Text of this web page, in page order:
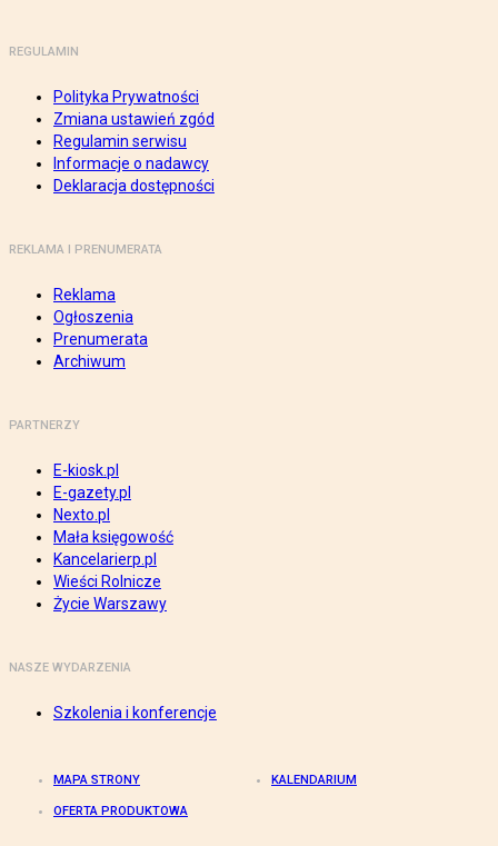
REGULAMIN
Polityka Prywatności
Zmiana ustawień zgód
Regulamin serwisu
Informacje o nadawcy
Deklaracja dostępności
REKLAMA I PRENUMERATA
Reklama
Ogłoszenia
Prenumerata
Archiwum
PARTNERZY
E-kiosk.pl
E-gazety.pl
Nexto.pl
Mała księgowość
Kancelarierp.pl
Wieści Rolnicze
Życie Warszawy
NASZE WYDARZENIA
Szkolenia i konferencje
MAPA STRONY KALENDARIUM
OFERTA PRODUKTOWA